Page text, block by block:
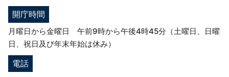
開庁時間
月曜日から金曜日 午前9時から午後4時45分（土曜日、日曜
日、祝日及び年末年始は休み）
電話